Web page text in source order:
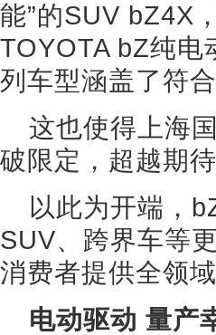
能”的SUV bZ4X
TOYOTA bZ纯电
列车型涵盖了符
这也使得上海
破限定，超越期待
以此为开端，
SUV、跨界车等
消费者提供全领
电动驱动 量产